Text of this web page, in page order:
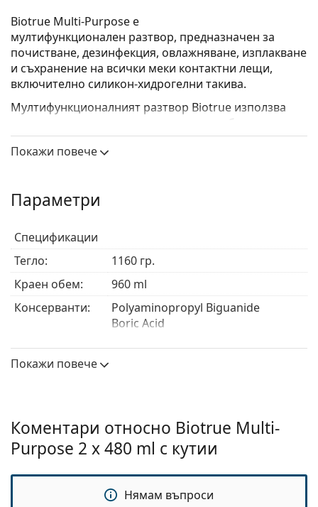
Biotrue Multi-Purposeе
мултифункционалeн разтвор, предназначен за
почистване, дезинфекция, овлажняване, изплакване
и съхранение на всички меки контактни лещи,
включително силикон-хидрогелни такива.
Мултифункционалният разтвор Biotrue използва
иновативна техология, вдъхновена от биологията.
Смазка с pH, балансирана до ниво, сравнимо с
естествените сълзи, покрива лещите с овлажняващ
човешките сълзи.
контактните лещи до 20 часа, което значително
подобрява комфорта при носене.
Мултифункционалният разтвор Biotrue комбинира
уникална технология, вдъхновена от физиологията,
с двойна дезинфекционна система.
Покажи повече
Параметри
Спецификации
Тегло:
1160 гр.
Краен обем:
960 ml
Консерванти:
Polyaminopropyl Biguanide
Boric Acid
Производител:
Bausch & Lomb
Употреба
За твърди
контактни
лещи:
За меки
Да
Покажи повече
Коментари относно Biotrue Multi-
Purpose 2 x 480 ml с кутии
Нямам въпроси